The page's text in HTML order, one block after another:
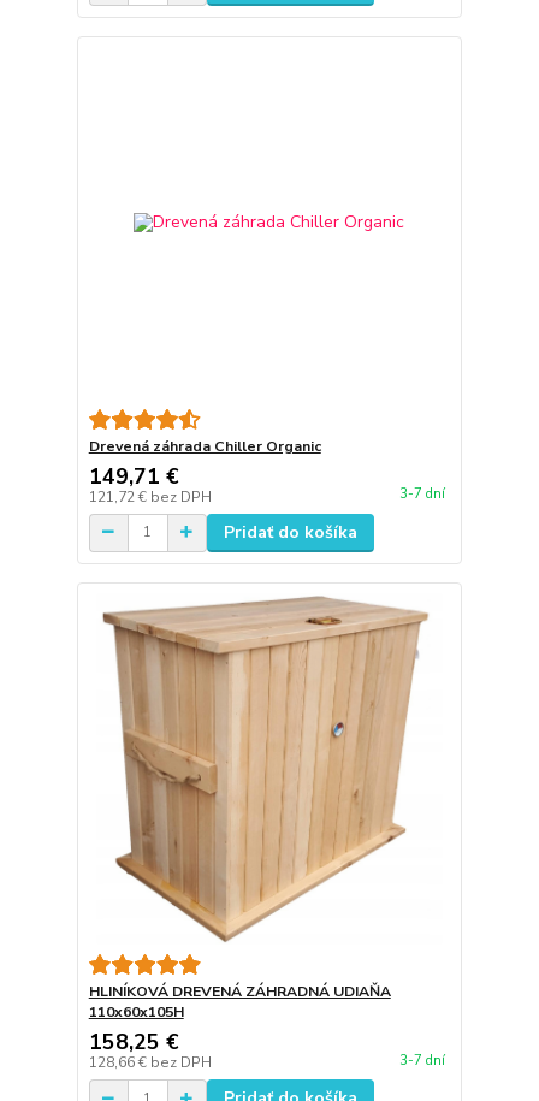
Drevená záhrada Chiller Organic
149,71 €
121,72 € bez DPH 3-7 dní
Pridať do košíka
HLINÍKOVÁ DREVENÁ ZÁHRADNÁ UDIAŇA
110x60x105H
158,25 €
128,66 € bez DPH 3-7 dní